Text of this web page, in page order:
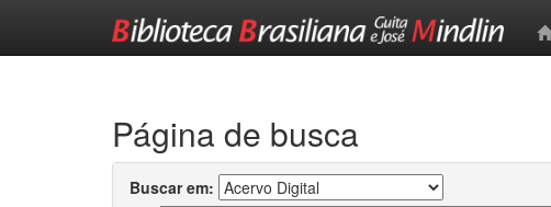
Página de busca
Buscar em: